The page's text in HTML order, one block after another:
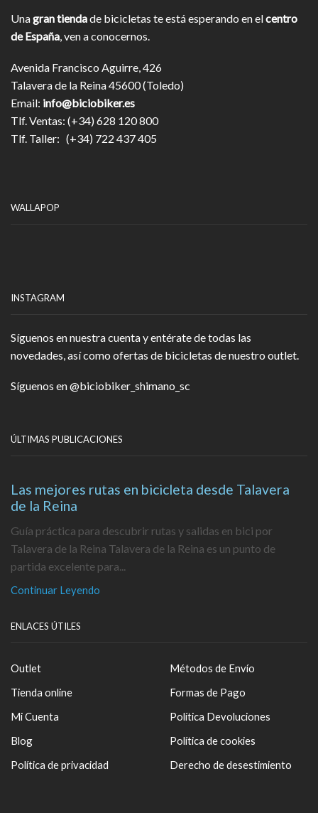
Unagran tiendade bicicletas te está esperando en elcentro
de España, ven a conocernos.
Avenida Francisco Aguirre, 426
Talavera de la Reina 45600 (Toledo)
Email: info@biciobiker.es
Tlf. Ventas: (+34) 628 120 800
Tlf. Taller: (+34) 722 437 405
WALLAPOP
INSTAGRAM
Síguenos en nuestra cuenta y entérate de todas las
novedades, así como ofertas de bicicletas de nuestro outlet.
Síguenos en@biciobiker_shimano_sc
ÚLTIMAS PUBLICACIONES
Las mejores rutas en bicicleta desde Talavera
de la Reina
Guía práctica para descubrir rutas y salidas en bici por
Talavera de la Reina Talavera de la Reina es un punto de
partida excelente para...
Continuar Leyendo
ENLACES ÚTILES
Outlet
Tienda online
Mi Cuenta
Blog
Política de privacidad
Métodos de Envío
Formas de Pago
Política Devoluciones
Política de cookies
Derecho de desestimiento